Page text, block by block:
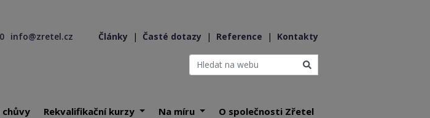
info@zretel.cz Články | Časté dotazy | Reference | Kontakty
chůvy Rekvalifikační kurzy Na míru O společnosti Zřetel